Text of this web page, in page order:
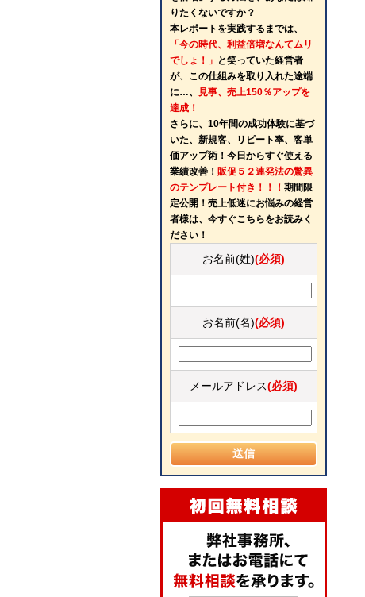
りたくないですか？
本レポートを実践するまでは、
「今の時代、利益倍増なんてムリ
でしょ！」 と笑っていた経営者
が、この仕組みを取り入れた途端
に…、
見事、売上150％アップを
達成！
さらに、10年間の成功体験に基づ
いた、新規客、リピート率、客単
価アップ術！今日からすぐ使える
業績改善！ 販促５２連発法の驚異
のテンプレート付き！！！ 期間限
定公開！売上低迷にお悩みの経営
者様は、今すぐこちらをお読みく
ださい！
お名前(姓)(必須)
お名前(名)(必須)
メールアドレス(必須)